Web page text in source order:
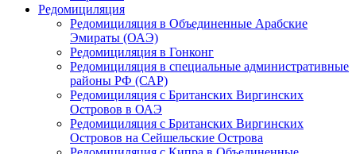
Редомициляция
Редомициляция в Объединенные Арабские
Эмираты (ОАЭ)
Редомициляция в Гонконг
Редомициляция в специальные административные
районы РФ (САР)
Редомициляция с Британских Виргинских
Островов в ОАЭ
Редомициляция с Британских Виргинских
Островов на Сейшельские Острова